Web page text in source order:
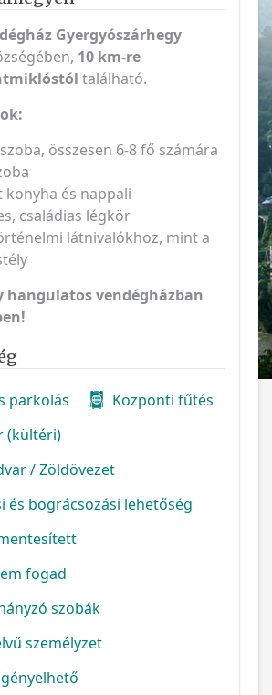
Gyergyószárhegy
10 km-re
található.
összesen 6-8 fő számára
konyha és nappali
családias légkör
látnivalókhoz, mint a
hangulatos vendégházban
parkolás
Központi fűtés
(kültéri)
/ Zöldövezet
és bográcsozási lehetőség
fogad
szobák
személyzet